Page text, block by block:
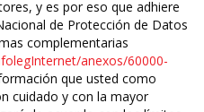
y es por eso que adhiere
de Protección de Datos
complementarias
anexos/60000-
que usted como
cuidado y con la mayor